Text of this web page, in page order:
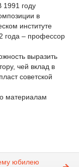
1991 году
в
институте
года – профессор
выразить
чей вклад в
советской
материалам
юбилею